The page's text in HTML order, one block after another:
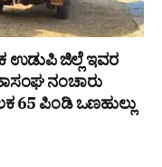
ಉಡುಪಿ ಜಿಲ್ಲೆ ಇವರ
ನಂಚಾರು
65 ಪಿಂಡಿ ಒಣಹುಲ್ಲು